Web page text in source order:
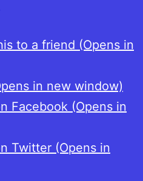
to a friend (Opens in
in new window)
Facebook (Opens in
Twitter (Opens in